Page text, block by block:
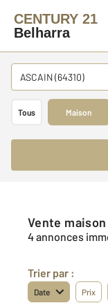
CENTURY 21
Belharra
ASCAIN (64310)
Tous Maison
Vente
4 annonces
Trier par :
Date Prix